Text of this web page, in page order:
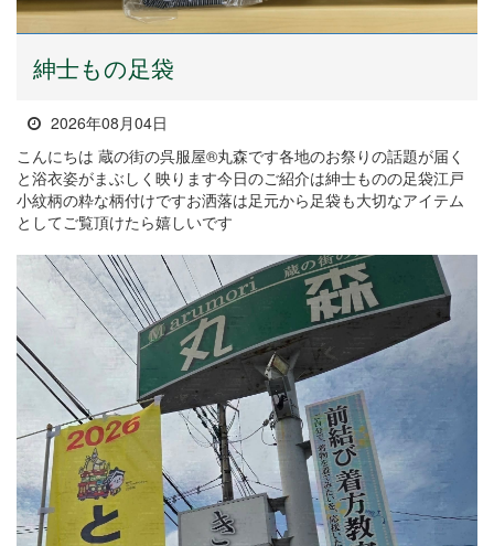
紳士もの足袋
2026年08月04日
こんにちは 蔵の街の呉服屋®丸森です各地のお祭りの話題が届く
と浴衣姿がまぶしく映ります今日のご紹介は紳士ものの足袋江戸
小紋柄の粋な柄付けですお洒落は足元から足袋も大切なアイテム
としてご覧頂けたら嬉しいです